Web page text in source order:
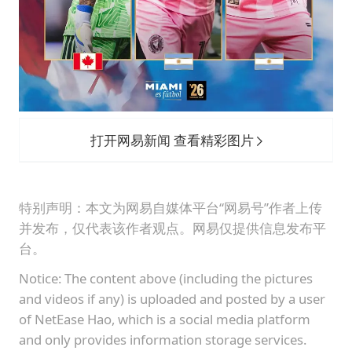
打开网易新闻 查看精彩图片
特别声明：本文为网易自媒体平台“网易号”作者上传
并发布，仅代表该作者观点。网易仅提供信息发布平
台。
Notice: The content above (including the pictures
and videos if any) is uploaded and posted by a user
of NetEase Hao, which is a social media platform
and only provides information storage services.